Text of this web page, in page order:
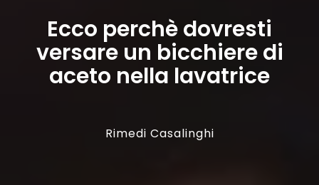
Ecco perchè dovresti
versare un bicchiere di
aceto nella lavatrice
Rimedi Casalinghi